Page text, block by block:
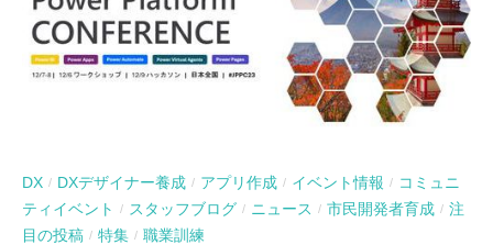
DX / DXデザイナー養成 / アプリ作成 / イベント情報 / コミュニ
ティイベント
/ スタッフブログ / ニュース / 市民開発者育成 / 注
目の投稿 / 特集 / 職業訓練